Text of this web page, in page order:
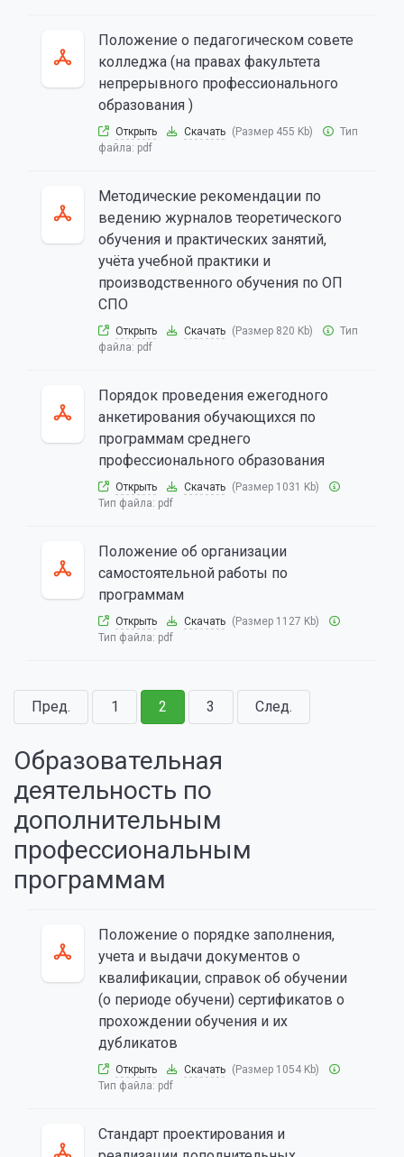
Положение о педагогическом совете
колледжа (на правах факультета
непрерывного профессионального
образования )
Открыть Скачать (Размер 455 Kb)
Тип
файла: pdf
Методические рекомендации по
ведению журналов теоретического
обучения и практических занятий,
учёта учебной практики и
производственного обучения по ОП
СПО
Открыть Скачать (Размер 820 Kb)
Тип
файла: pdf
Порядок проведения ежегодного
анкетирования обучающихся по
программам среднего
профессионального образования
Открыть Скачать (Размер 1031 Kb)
Тип файла: pdf
Положение об организации
самостоятельной работы по
программам
Открыть Скачать (Размер 1127 Kb)
Тип файла: pdf
Пред. 1 2 3 След.
Образовательная
деятельность по
дополнительным
профессиональным
программам
Положение о порядке заполнения,
учета и выдачи документов о
квалификации, справок об обучении
(о периоде обучени) сертификатов о
прохождении обучения и их
дубликатов
Открыть Скачать (Размер 1054 Kb)
Тип файла: pdf
Стандарт проектирования и